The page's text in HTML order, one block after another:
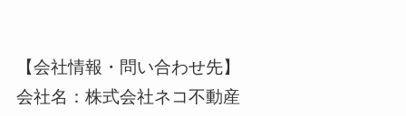
【会社情報・問い合わせ先】
会社名：株式会社ネコ不動産